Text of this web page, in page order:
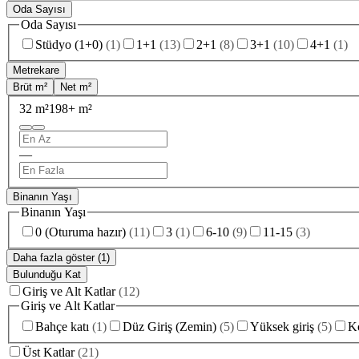
Oda Sayısı
Oda Sayısı
Stüdyo (1+0) (1) 1+1 (13) 2+1 (8) 3+1 (10) 4+1 (1)
Metrekare
Brüt m²
Net m²
32 m²198+ m²
—
Binanın Yaşı
Binanın Yaşı
0 (Oturuma hazır) (11) 3 (1) 6-10 (9) 11-15 (3)
Daha fazla göster (1)
Bulunduğu Kat
Giriş ve Alt Katlar (12)
Giriş ve Alt Katlar
Bahçe katı (1) Düz Giriş (Zemin) (5) Yüksek giriş (5)
Üst Katlar (21)